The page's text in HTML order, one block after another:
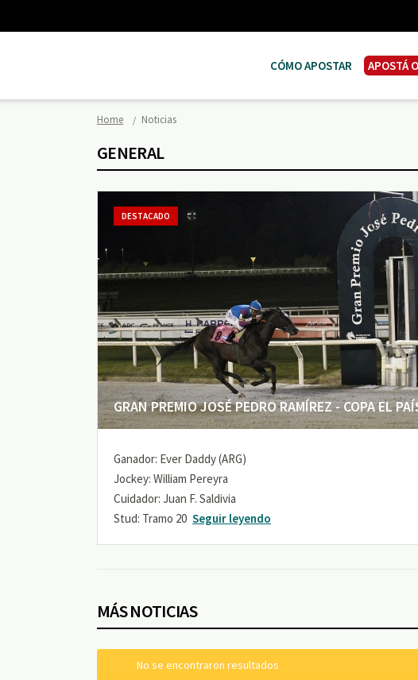
CÓMO APOSTAR APOSTÁ
Home Noticias
GENERAL
GRAN PREMIO JOSÉ PEDRO RAMÍREZ - COPA EL
DESTACADO
Ganador: Ever Daddy (ARG)
Jockey: William Pereyra
Cuidador: Juan F. Saldivia
Stud: Tramo 20 Seguir leyendo
MÁS NOTICIAS
No se encontraron resultados